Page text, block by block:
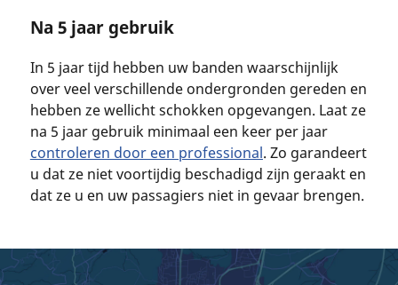
Na 5 jaar gebruik
In 5 jaar tijd hebben uw banden waarschijnlijk
over veel verschillende ondergronden gereden en
hebben ze wellicht schokken opgevangen. Laat ze
na 5 jaar gebruik minimaal een keer per jaar
controleren door een professional. Zo garandeert
u dat ze niet voortijdig beschadigd zijn geraakt en
dat ze u en uw passagiers niet in gevaar brengen.